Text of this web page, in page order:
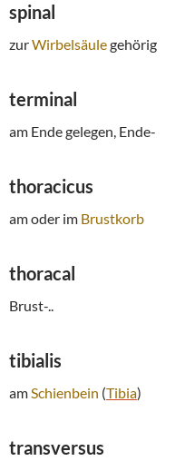
spinal
zurWirbelsäulegehörig
terminal
am Ende gelegen, Ende-
thoracicus
am oder im Brustkorb
thoracal
Brust-..
tibialis
amSchienbein (Tibia)
transversus